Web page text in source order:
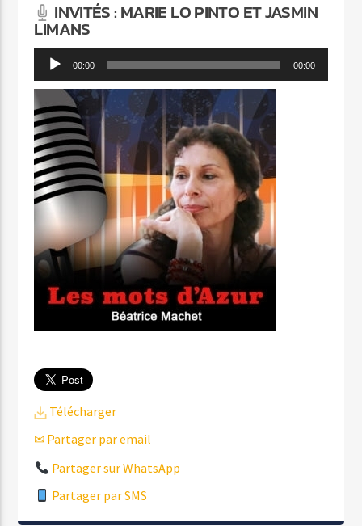
INVITÉS : MARIE LO PINTO ET JASMIN
LIMANS
Lecteur 00:00 00:00
Télécharger
✉ Partager par email
Partager sur WhatsApp
Partager par SMS